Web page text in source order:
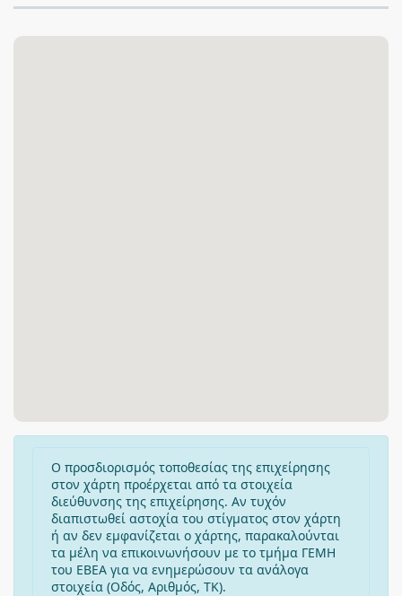
Ο προσδιορισμός τοποθεσίας της επιχείρησης
στον χάρτη προέρχεται από τα στοιχεία
διεύθυνσης της επιχείρησης. Αν τυχόν
διαπιστωθεί αστοχία του στίγματος στον χάρτη
ή αν δεν εμφανίζεται ο χάρτης, παρακαλούνται
τα μέλη να επικοινωνήσουν με το τμήμα ΓΕΜΗ
του ΕΒΕΑ για να ενημερώσουν τα ανάλογα
στοιχεία (Οδός, Αριθμός, ΤΚ).